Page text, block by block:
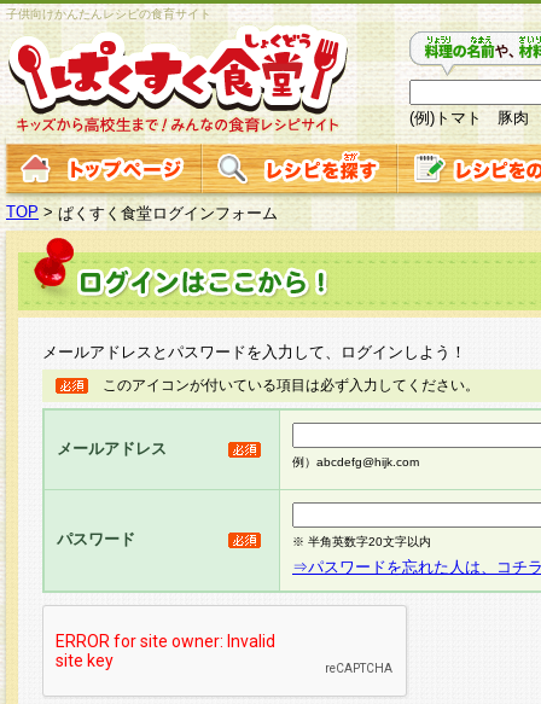
子供向けかんたんレシピの食育サイト
(例)トマト 豚肉
TOP > ぱくすく食堂ログインフォーム
メールアドレスとパスワードを入力して、ログインしよう！
このアイコンが付いている項目は必ず入力してください。
メールアドレス
例）abcdefg@hijk.com
パスワード ※ 半角英数字20文字以内
⇒パスワードを忘れた人は、コチ